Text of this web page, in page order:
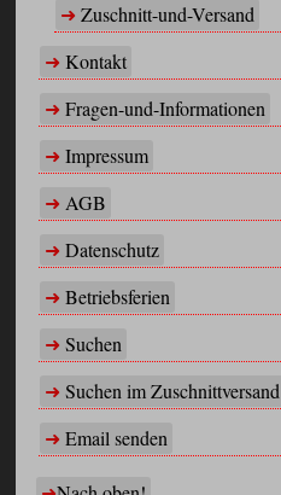
Zuschnitt-und-Versand
Kontakt
Fragen-und-Informationen
Impressum
AGB
Datenschutz
Betriebsferien
Suchen
Suchen im Zuschnittversand
Email senden